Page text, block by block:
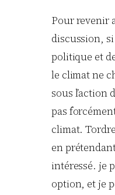
Pour revenir
discussion, si
politique et
le climat ne
sous l’action
pas
climat.
en
intéressé. je
option, et je